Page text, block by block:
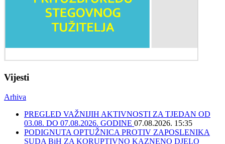
Vijesti
Arhiva
PREGLED VAŽNIJIH AKTIVNOSTI ZA TJEDAN OD
03.08. DO 07.08.2026. GODINE 07.08.2026. 15:35
PODIGNUTA OPTUŽNICA PROTIV ZAPOSLENIKA
SUDA BiH ZA KORUPTIVNO KAZNENO DJELO